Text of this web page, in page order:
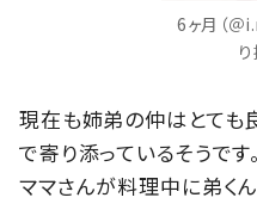
6ヶ月（＠
現在も姉弟の仲はとても
で寄り添っているそうです。
ママさんが料理中に弟く